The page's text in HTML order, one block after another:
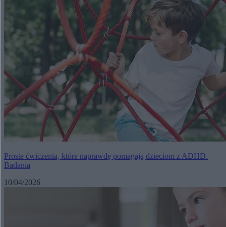
Proste ćwiczenia, które naprawdę pomagają dzieciom z ADHD.
Badania
10/04/2026